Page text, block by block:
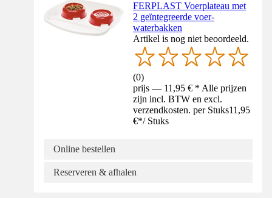
FERPLAST Voerplateau met
2 geïntegreerde voer-
waterbakken
Artikel is nog niet beoordeeld.
(0)
prijs — 11,95 € * Alle prijzen
zijn incl. BTW en excl.
verzendkosten. per Stuks11,95
€*/ Stuks
Online bestellen
Reserveren & afhalen